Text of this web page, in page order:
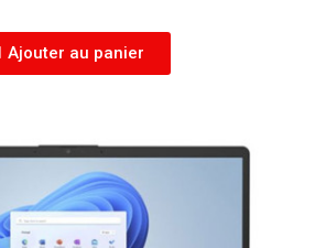
Ajouter au panier